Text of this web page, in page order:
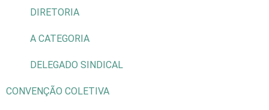
DIRETORIA
A CATEGORIA
DELEGADO SINDICAL
CONVENÇÃO COLETIVA